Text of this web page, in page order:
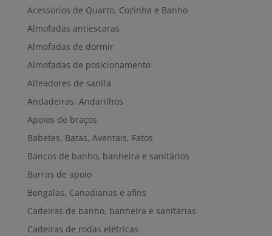
Acessórios de Quarto, Cozinha e Banho
Almofadas antiescaras
Almofadas de dormir
Almofadas de posicionamento
Alteadores de sanita
Andadeiras, Andarilhos
Apoios de braços
Babetes, Batas, Aventais, Fatos
Bancos de banho, banheira e sanitários
Barras de apoio
Bengalas, Canadianas e afins
Cadeiras de banho, banheira e sanitárias
Cadeiras de rodas elétricas